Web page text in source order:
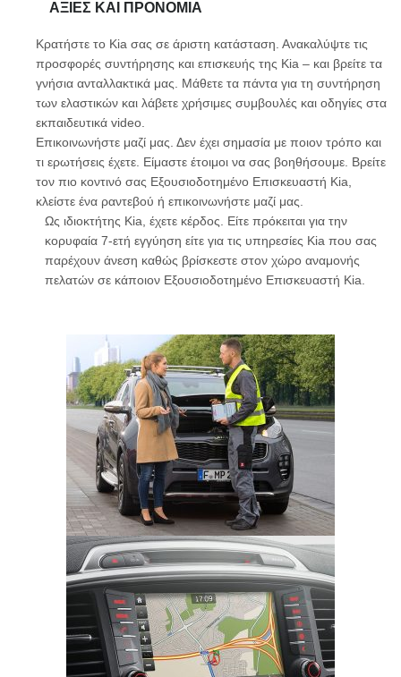
ΑΞΊΕΣ ΚΑΙ ΠΡΟΝΌΜΙΑ
Κρατήστε το Kia σας σε άριστη κατάσταση. Ανακαλύψτε τις
προσφορές συντήρησης και επισκευής της Kia – και βρείτε τα
γνήσια ανταλλακτικά μας. Μάθετε τα πάντα για τη συντήρηση
των ελαστικών και λάβετε χρήσιμες συμβουλές και οδηγίες στα
εκπαιδευτικά video.
Επικοινωνήστε μαζί μας. Δεν έχει σημασία με ποιον τρόπο και
τι ερωτήσεις έχετε. Είμαστε έτοιμοι να σας βοηθήσουμε. Βρείτε
τον πιο κοντινό σας Εξουσιοδοτημένο Επισκευαστή Kia,
κλείστε ένα ραντεβού ή επικοινωνήστε μαζί μας.
Ως ιδιοκτήτης Kia, έχετε κέρδος. Είτε πρόκειται για την
κορυφαία 7-ετή εγγύηση είτε για τις υπηρεσίες Kia που σας
παρέχουν άνεση καθώς βρίσκεστε στον χώρο αναμονής
πελατών σε κάποιον Εξουσιοδοτημένο Επισκευαστή Kia.